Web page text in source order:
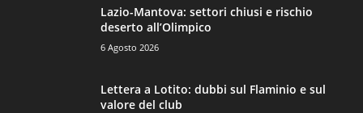
Lazio-Mantova: settori chiusi e rischio
deserto all’Olimpico
6 Agosto 2026
Lettera a Lotito: dubbi sul Flaminio e sul
valore del club